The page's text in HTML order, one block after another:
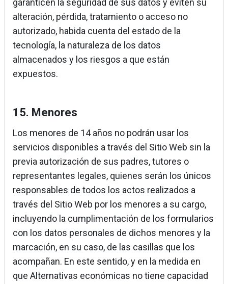
garanticen la seguridad de sus datos y eviten su
alteración, pérdida, tratamiento o acceso no
autorizado, habida cuenta del estado de la
tecnología, la naturaleza de los datos
almacenados y los riesgos a que están
expuestos.
15. Menores
Los menores de 14 años no podrán usar los
servicios disponibles a través del Sitio Web sin la
previa autorización de sus padres, tutores o
representantes legales, quienes serán los únicos
responsables de todos los actos realizados a
través del Sitio Web por los menores a su cargo,
incluyendo la cumplimentación de los formularios
con los datos personales de dichos menores y la
marcación, en su caso, de las casillas que los
acompañan. En este sentido, y en la medida en
que Alternativas económicas no tiene capacidad